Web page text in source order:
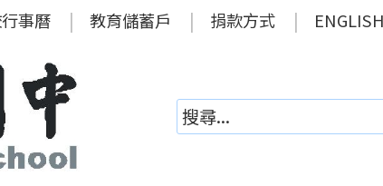
事曆 教育儲蓄戶 捐款方式 ENGLISH